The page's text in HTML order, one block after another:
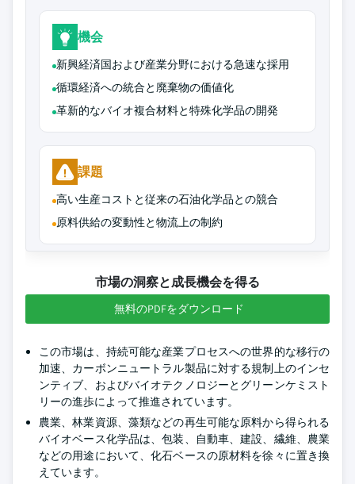
機会
新興経済国および産業分野における急速な採用
循環経済への統合と廃棄物の価値化
革新的なバイオ複合材料と特殊化学品の開発
課題
高い生産コストと従来の石油化学品との競合
原料供給の変動性と物流上の制約
市場の洞察と成長機会を得る
無料のPDFをダウンロード
この市場は、持続可能な産業プロセスへの世界的な移行の
加速、カーボンニュートラル製品に対する規制上のインセ
ンティブ、およびバイオテクノロジーとグリーンケミスト
リーの進歩によって推進されています。
農業、林業資源、藻類などの再生可能な原料から得られる
バイオベース化学品は、包装、自動車、建設、繊維、農業
などの用途において、化石ベースの原材料を徐々に置き換
えています。